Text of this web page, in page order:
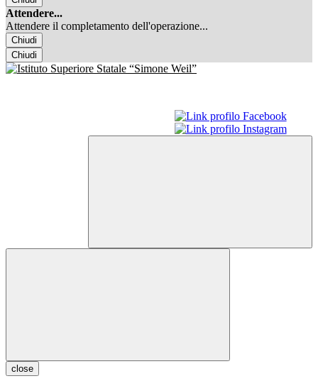
Attendere...
Attendere il completamento dell'operazione...
Chiudi
Chiudi
close